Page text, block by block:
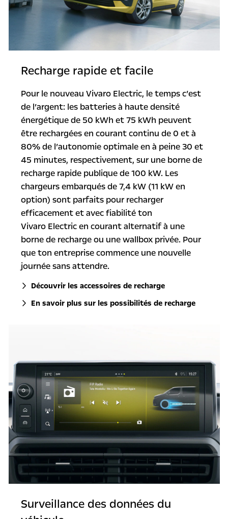
Recharge rapide et facile
Pour le nouveau Vivaro Electric, le temps c’est
de l’argent: les batteries à haute densité
énergétique de 50 kWh et 75 kWh peuvent
être rechargées en courant continu de 0 et à
80% de l’autonomie optimale en à peine 30 et
45 minutes, respectivement, sur une borne de
recharge rapide publique de 100 kW. Les
chargeurs embarqués de 7,4 kW (11 kW en
option) sont parfaits pour recharger
efficacement et avec fiabilité ton
Vivaro Electric en courant alternatif à une
borne de recharge ou une wallbox privée. Pour
que ton entreprise commence une nouvelle
journée sans attendre.
Découvrir les accessoires de recharge
En savoir plus sur les possibilités de recharge
Surveillance des données du